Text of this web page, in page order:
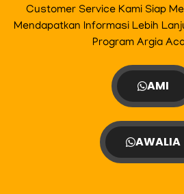
Customer Service Kami Siap
Mendapatkan Informasi Lebih
Program Argia
AMI
AWALIA